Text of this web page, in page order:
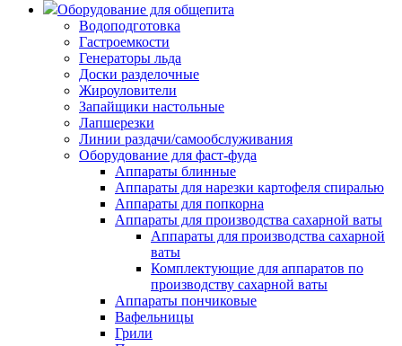
Оборудование для общепита
Водоподготовка
Гастроемкости
Генераторы льда
Доски разделочные
Жироуловители
Запайщики настольные
Лапшерезки
Линии раздачи/самообслуживания
Оборудование для фаст-фуда
Аппараты блинные
Аппараты для нарезки картофеля спиралью
Аппараты для попкорна
Аппараты для производства сахарной ваты
Аппараты для производства сахарной
ваты
Комплектующие для аппаратов по
производству сахарной ваты
Аппараты пончиковые
Вафельницы
Грили